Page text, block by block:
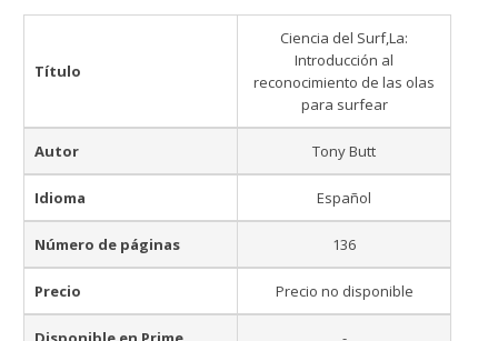
Título
Ciencia del Surf,La:
Introducción al
reconocimiento de las olas
para surfear
Autor Tony Butt
Idioma Español
Número de páginas 136
Precio Precio no disponible